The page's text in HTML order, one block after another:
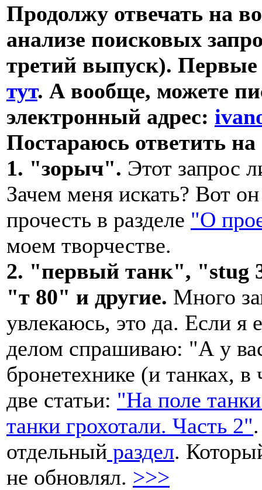
Продолжу отвечать на
анализе поисковых
третий выпуск).
тут. А вообще, можете
электронный адрес:
Постараюсь ответить
1. "зорыч". Этот запрос
Зачем меня искать? Вот
прочесть в разделе "О
моем творчестве.
2. "первый танк", "stug
"т 80" и другие. Много
увлекаюсь, это да. Если я
делом спрашиваю: "А у
бронетехнике (и танках,
две статьи: "На поле
танки грохотали. Часть 2"
отдельный раздел.
не обновлял. >>>